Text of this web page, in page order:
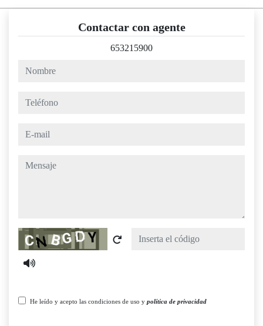
Contactar con agente
653215900
nombre
teléfono
e-mail
mensaje
Captcha
He leído y acepto las condiciones de uso y política de privacidad